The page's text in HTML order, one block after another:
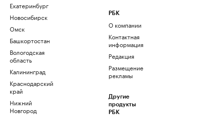
Екатеринбург
Новосибирск
Омск
Башкортостан
Вологодская
область
Калининград
Краснодарский
край
Нижний
Новгород
РБК
О компании
Контактная
информация
Редакция
Размещение
рекламы
Другие
продукты
РБК